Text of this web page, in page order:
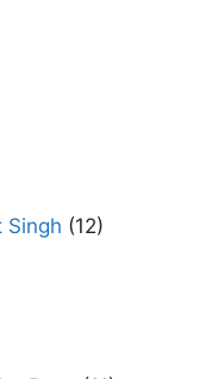
Singh (12)